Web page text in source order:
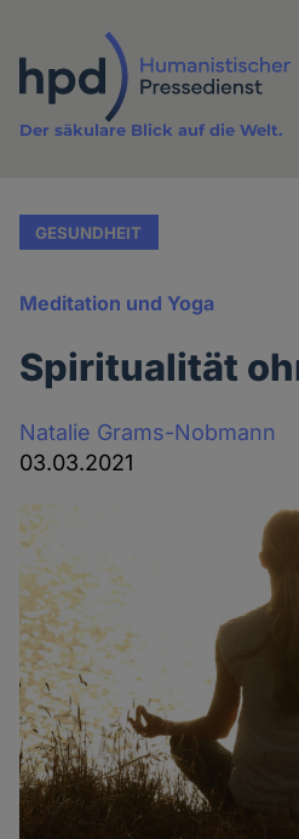
Inhalt
Der säkulare Blick auf die Welt.
GESUNDHEIT
Meditation und Yoga
Spiritualität
Natalie Grams-Nobmann
03.03.2021